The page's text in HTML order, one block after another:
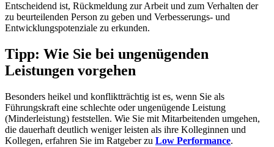
Entscheidend ist, Rückmeldung zur Arbeit und zum Verhalten der
zu beurteilenden Person zu geben und Verbesserungs- und
Entwicklungspotenziale zu erkunden.
Tipp: Wie Sie bei ungenügenden
Leistungen vorgehen
Besonders heikel und konfliktträchtig ist es, wenn Sie als
Führungskraft eine schlechte oder ungenügende Leistung
(Minderleistung) feststellen. Wie Sie mit Mitarbeitenden umgehen,
die dauerhaft deutlich weniger leisten als ihre Kolleginnen und
Kollegen, erfahren Sie im Ratgeber zu Low Performance.